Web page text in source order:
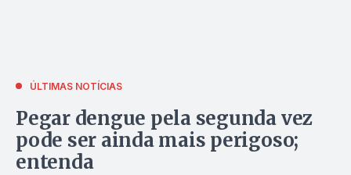
ÚLTIMAS NOTÍCIAS
Pegar dengue pela segunda vez
pode ser ainda mais perigoso;
entenda